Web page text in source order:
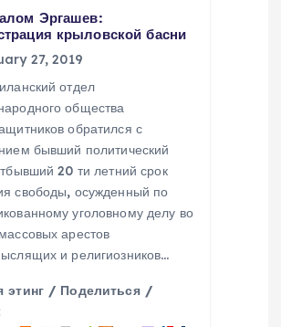
Эргашев:
крыловской басни
27, 2019
отдел
общества
обратился с
бывший политический
20 ти летний срок
свободы, осужденный по
уголовному делу во
арестов
и религиозников…
этинг / Поделиться /